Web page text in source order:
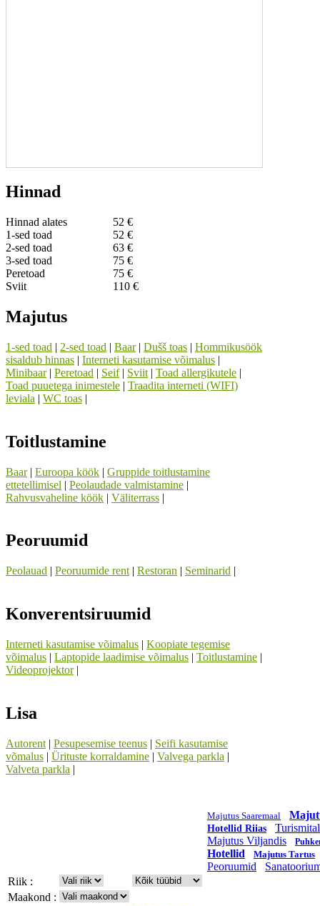
Hinnad
Hinnad alates
52 €
1-sed toad
52 €
2-sed toad
63 €
3-sed toad
75 €
Peretoad
75 €
Sviit
110 €
Majutus
1-sed toad | 2-sed toad | Baar| Dušš toas | Hommikusöök
sisaldub hinnas | Interneti kasutamise võimalus |
Minibaar| Peretoad | Seif| Sviit | Toad allergikutele |
Toad puuetega inimestele | Traadita interneti (WIFI)
leviala | WC toas |
Toitlustamine
Baar| Euroopa köök | Gruppide toitlustamine
ettetellimisel | Peolaudade valmistamine |
Rahvusvaheline köök | Väliterrass |
Peoruumid
Peolauad | Peoruumide rent | Restoran | Seminarid |
Konverentsiruumid
Interneti kasutamise võimalus | Koopiate tegemise
võimalus | Laptopide laadimise võimalus | Toitlustamine |
Videoprojektor|
Lisa
Autorent | Pesupesemise teenus | Seifi kasutamise
võmalus | Ürituste korraldamine | Valvega parkla |
Valveta parkla |
Majutus Saaremaal
Hotellid Riias
Majutus Viljandis
Hotellid Majutus Tartus
Peoruumid
Riik :
Maakond :